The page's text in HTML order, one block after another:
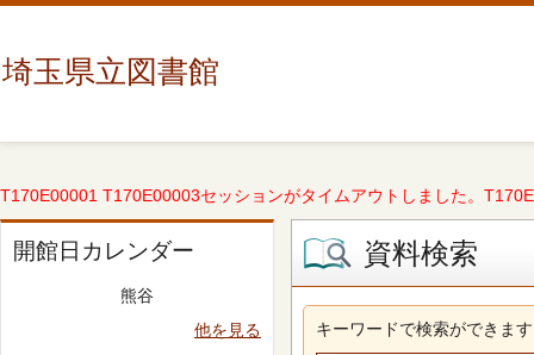
埼玉県立図書館
T170E00001 T170E00003セッションがタイムアウトしました。
開館日カレンダー
熊谷
他を見る
資料検索
キーワードで検索ができます